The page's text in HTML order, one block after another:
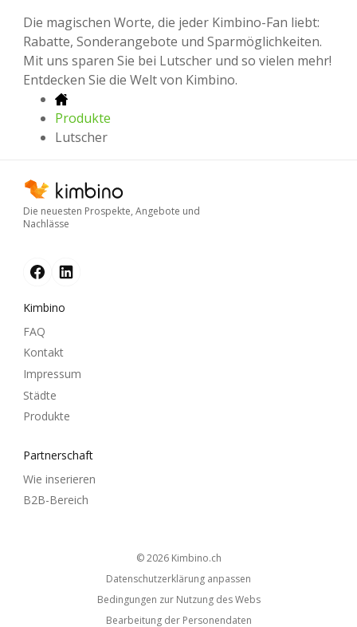
Die magischen Worte, die jeder Kimbino-Fan liebt:
Rabatte, Sonderangebote und Sparmöglichkeiten.
Mit uns sparen Sie bei Lutscher und so vielen mehr!
Entdecken Sie die Welt von Kimbino.
Produkte
Lutscher
Die neuesten Prospekte, Angebote und
Nachlässe
Kimbino
FAQ
Kontakt
Impressum
Städte
Produkte
Partnerschaft
Wie inserieren
B2B-Bereich
© 2026 kimbino.ch
Datenschutzerklärung anpassen
Bedingungen zur Nutzung des Webs
Bearbeitung der Personendaten